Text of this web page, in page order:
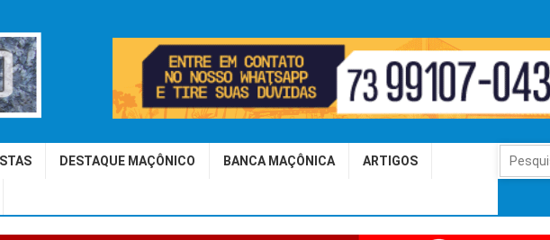
DESTAQUE MAÇÔNICO BANCA MAÇÔNICA ARTIGOS